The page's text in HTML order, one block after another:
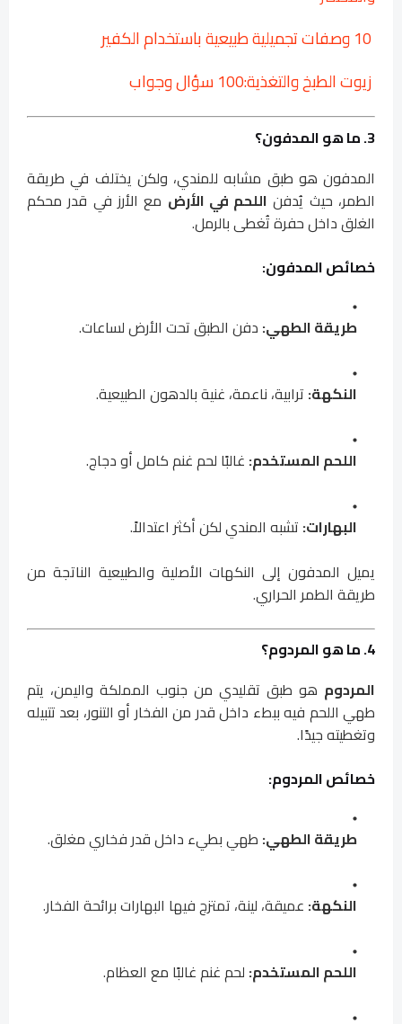
10 وصفات تجميلية طبيعية باستخدام الكفير
زيوت الطبخ والتغذية:100 سؤال وجواب
3. ما هو المدفون؟
المدفون هو طبق مشابه للمندي، ولكن يختلف في طريقة
الطمر، حيث يُدفن اللحم في الأرض مع الأرز في قدر محكم
الغلق داخل حفرة تُغطى بالرمل.
خصائص المدفون:
طريقة الطهي: دفن الطبق تحت الأرض لساعات.
النكهة: ترابية، ناعمة، غنية بالدهون الطبيعية.
اللحم المستخدم: غالبًا لحم غنم كامل أو دجاج.
البهارات: تشبه المندي لكن أكثر اعتدالاً.
يميل المدفون إلى النكهات الأصلية والطبيعية الناتجة من
طريقة الطمر الحراري.
4. ما هو المردوم؟
المردوم هو طبق تقليدي من جنوب المملكة واليمن، يتم
طهي اللحم فيه ببطء داخل قدر من الفخار أو التنور، بعد تتبيله
وتغطيته جيدًا.
خصائص المردوم:
طريقة الطهي: طهي بطيء داخل قدر فخاري مغلق.
النكهة: عميقة، لينة، تمتزج فيها البهارات برائحة الفخار.
اللحم المستخدم: لحم غنم غالبًا مع العظام.